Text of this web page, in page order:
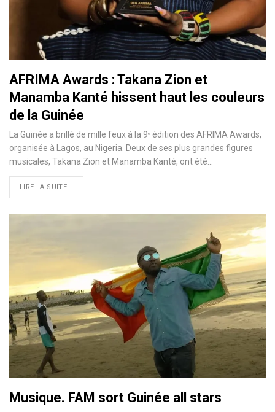
AFRIMA Awards : Takana Zion et
Manamba Kanté hissent haut les couleurs
de la Guinée
La Guinée a brillé de mille feux à la 9ᵉ édition des AFRIMA Awards,
organisée à Lagos, au Nigeria. Deux de ses plus grandes figures
musicales, Takana Zion et Manamba Kanté, ont été…
LIRE LA SUITE...
Musique. FAM sort Guinée all stars